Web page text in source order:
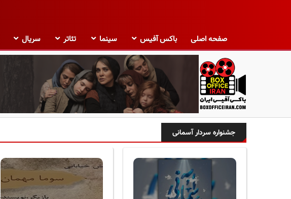
صفحه اصلی باکس آفیس سینما تئاتر سریال
ب
ک
س
جشنواره سردار آسمانی